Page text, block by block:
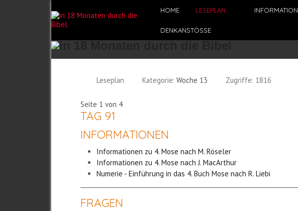
HOME LESEPLAN INFORMATION
DENKANSTÖSSE
Leseplan Kategorie:Woche 13 Zugriffe: 1816
Seite 1 von 4
TAG 91
INFORMATIONEN
Informationen zu 4. Mose nach M. Röseler
Informationen zu 4. Mose nach J. MacArthur
Numerie - Einführung in das 4. Buch Mose nach R. Liebi
FRAGEN